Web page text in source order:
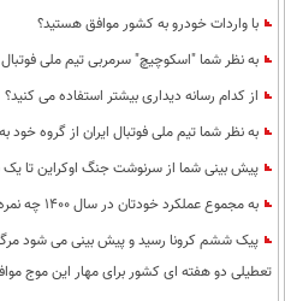
با واردات خودرو به کشور موافق هستید؟
به نظر شما "اسکوچیچ" سرمربی تیم ملی فوتبال
از کدام رسانه دیداری بیشتر استفاده می کنید؟
به نظر شما تیم ملی فوتبال ایران از گروه
پیش بینی شما از سرنوشت جنگ اوکراین تا یک
به مجموع عملکرد خودتان در سال 1400 چه نمره ای می دهید؟
پیک ششم کرونا رسید و پیش بینی می شود
تعطیلی دو هفته ای کشور برای مهار این موج